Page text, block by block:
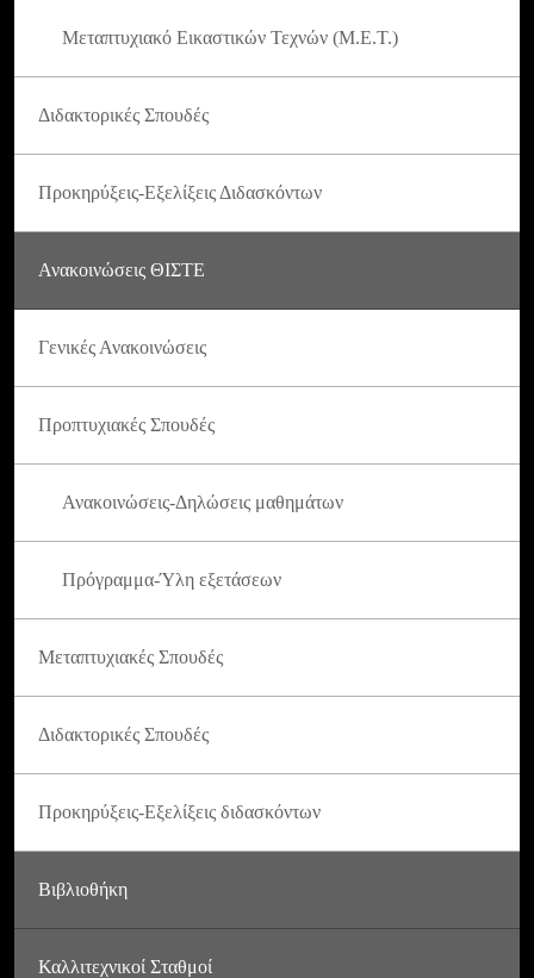
Μεταπτυχιακό Εικαστικών Τεχνών (Μ.Ε.Τ.)
Διδακτορικές Σπουδές
Προκηρύξεις-Εξελίξεις Διδασκόντων
Ανακοινώσεις ΘΙΣΤΕ
Γενικές Ανακοινώσεις
Προπτυχιακές Σπουδές
Ανακοινώσεις-Δηλώσεις μαθημάτων
Πρόγραμμα-Ύλη εξετάσεων
Μεταπτυχιακές Σπουδές
Διδακτορικές Σπουδές
Προκηρύξεις-Εξελίξεις διδασκόντων
Βιβλιοθήκη
Καλλιτεχνικοί Σταθμοί